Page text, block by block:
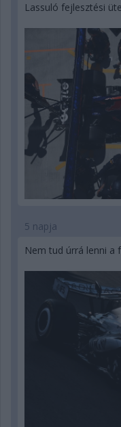
Lassuló fejlesztési
5 napja
Nem tud úrrá lenni a